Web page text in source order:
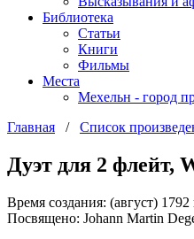
Библиотека
Статьи
Книги
Фильмы
Места
Мехельн - город
Главная / Список
Дуэт для 2 флейт,
Время создания: (август) 1792
Посвящено: Johann Martin